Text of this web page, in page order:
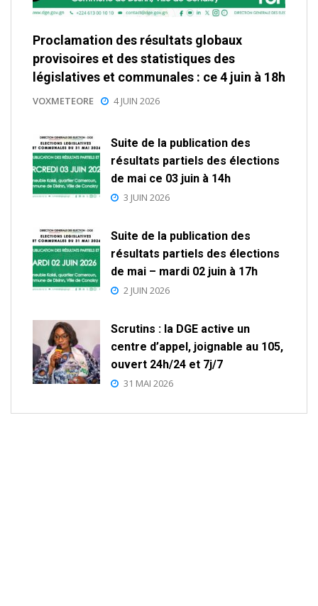
Proclamation des résultats globaux
provisoires et des statistiques des
législatives et communales : ce 4 juin à 18h
VOXMETEORE 4 JUIN 2026
Suite de la publication des
résultats partiels des élections
de mai ce 03 juin à 14h
3 JUIN 2026
Suite de la publication des
résultats partiels des élections
de mai – mardi 02 juin à 17h
2 JUIN 2026
Scrutins : la DGE active un
centre d’appel, joignable au 105,
ouvert 24h/24 et 7j/7
31 MAI 2026